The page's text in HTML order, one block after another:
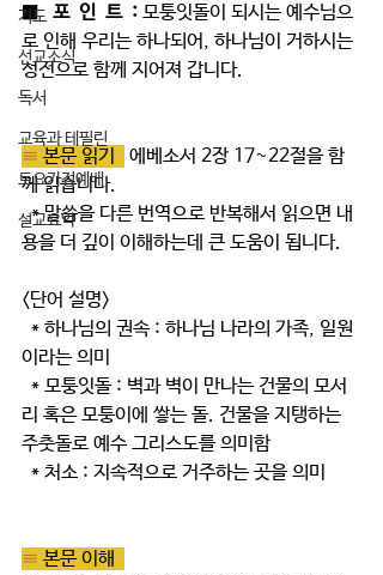
기도
선교소식
독서
교육과 테필린
토요가정예배
설교요약
■ 포  인  트  : 모퉁잇돌이 되시는 예수님으
로 인해 우리는 하나되어, 하나님이 거하시는
성전으로 함께 지어져 갑니다.
≡ 본문 읽기
에베소서 2장 17~22절을 함
께 읽습니다.
  * 말씀을 다른 번역으로 반복해서 읽으면 내
용을 더 깊이 이해하는데 큰 도움이 됩니다.
<단어 설명>
이라는 의미
리 혹은 모퉁이에 쌓는 돌. 건물을 지탱하는
주춧돌로 예수 그리스도를 의미함
  * 처소 : 지속적으로 거주하는 곳을 의미
≡ 본문 이해